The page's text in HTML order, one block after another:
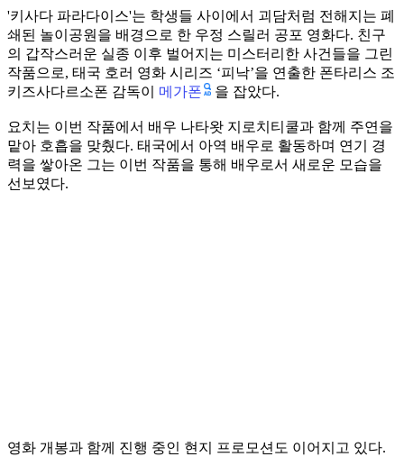
'키사다 파라다이스'는 학생들 사이에서 괴담처럼 전해지는 폐
쇄된 놀이공원을 배경으로 한 우정 스릴러 공포 영화다. 친구
의 갑작스러운 실종 이후 벌어지는 미스터리한 사건들을 그린
작품으로, 태국 호러 영화 시리즈 ‘피낙’을 연출한 폰타리스 조
키즈사다르소폰 감독이 메가폰 을 잡았다.
요치는 이번 작품에서 배우 나타왓 지로치티쿨과 함께 주연을
맡아 호흡을 맞췄다. 태국에서 아역 배우로 활동하며 연기 경
력을 쌓아온 그는 이번 작품을 통해 배우로서 새로운 모습을
선보였다.
영화 개봉과 함께 진행 중인 현지 프로모션도 이어지고 있다.